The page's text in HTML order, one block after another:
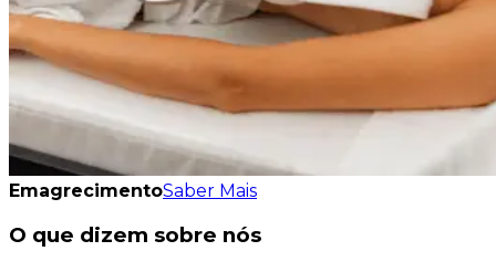
EmagrecimentoSaber Mais
O que dizem sobre nós